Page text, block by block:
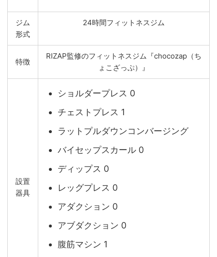
ジム
形式
24時間フィットネスジム
特徴
RIZAP監修のフィットネスジム『chocozap（ち
ょこざっぷ）』
設置
器具
ショルダープレス 0
チェストプレス 1
ラットプルダウンコンバージング
バイセップスカール 0
ディップス 0
レッグプレス 0
アダクション 0
アブダクション 0
腹筋マシン 1